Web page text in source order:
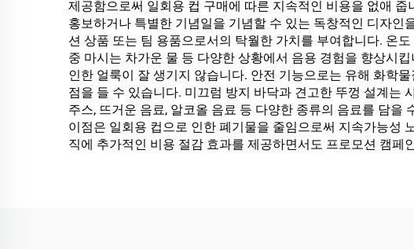
제공함으로써 일회용 컵 구매에 따른 지속적인 비용을 없애
홍보하거나 특별한 기념일을 기념할 수 있는 독창적인 디자
션 상품 또는 팀 용품으로서의 탁월한 가치를 부여합니다. 온
중 마시는 차가운 물 등 다양한 상황에서 음용 경험을 향상시
인한 얼룩이 잘 생기지 않습니다. 안전 기능으로는 유해 화학
점을 들 수 있습니다. 미끄럼 방지 바닥과 견고한 뚜껑 설계는
주스, 뜨거운 음료, 알코올 음료 등 다양한 종류의 음료를 담
이점은 일회용 컵으로 인한 폐기물을 줄임으로써 지속가능성
직에 추가적인 비용 절감 효과를 제공하면서도 프로모션 캠페